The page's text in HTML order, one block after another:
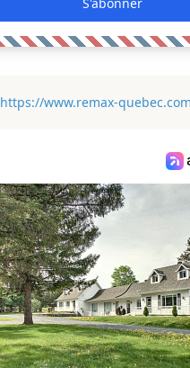
S'abonner
https://www.remax-